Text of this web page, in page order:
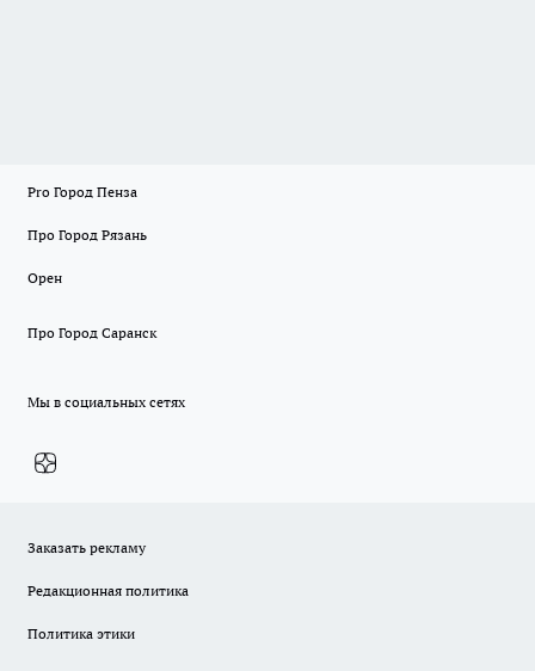
Pro Город Пенза
Про Город Рязань
Орен
Про Город Саранск
Мы в социальных сетях
Заказать рекламу
Редакционная политика
Политика этики